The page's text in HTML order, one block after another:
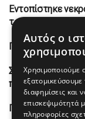
ΠΕΡΙΦΕΡΕΙΑΚΆ ΝΈΑ
Εντοπίστηκε
τουρίστας
ΠΕΡΙΦΕΡΕΙΑΚΆ ΝΈΑ
Προς νέα
ΠΕΡΙΦΕΡΕΙΑΚΆ ΝΈΑ
Σύσκεψη για την
ΠΕΡΙΦΕΡΕΙΑΚΆ ΝΈΑ
ΠΕΔΙΕΚ Ηπείρου
Αυτός ο
Χρησιμοποιούμε
εξατομικεύσουμε
διαφημίσεις και
επισκεψιμότητά
πληροφορίες